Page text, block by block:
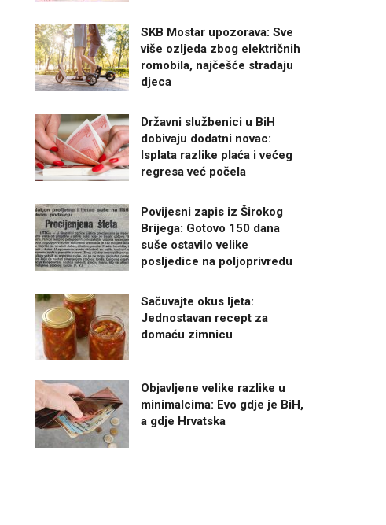
SKB Mostar upozorava: Sve
više ozljeda zbog električnih
romobila, najčešće stradaju
djeca
Državni službenici u BiH
dobivaju dodatni novac:
Isplata razlike plaća i većeg
regresa već počela
Povijesni zapis iz Širokog
Brijega: Gotovo 150 dana
suše ostavilo velike
posljedice na poljoprivredu
Sačuvajte okus ljeta:
Jednostavan recept za
domaću zimnicu
Objavljene velike razlike u
minimalcima: Evo gdje je BiH,
a gdje Hrvatska